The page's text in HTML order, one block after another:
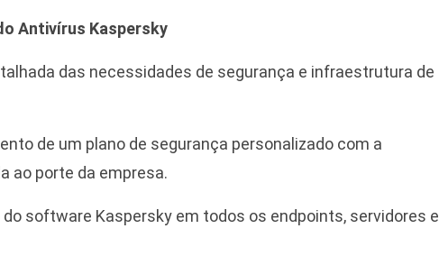
Antivírus Kaspersky
das necessidades de segurança e infraestrutura de
de um plano de segurança personalizado com a
ao porte da empresa.
software Kaspersky em todos os endpoints, servidores e